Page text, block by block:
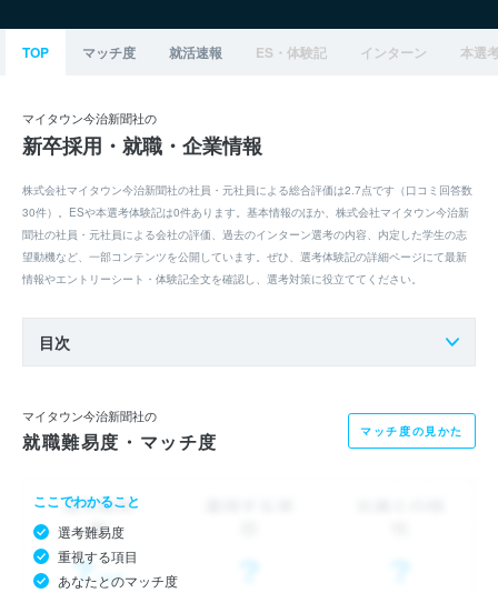
TOP マッチ度 就活速報 ES・体験記 インターン 本選
マイタウン今治新聞社の
新卒採用・就職・企業情報
株式会社マイタウン今治新聞社の社員・元社員による総合評価は2.7点です（口コミ回答数
30件）。ESや本選考体験記は0件あります。基本情報のほか、株式会社マイタウン今治新
聞社の社員・元社員による会社の評価、過去のインターン選考の内容、内定した学生の志
望動機など、一部コンテンツを公開しています。ぜひ、選考体験記の詳細ページにて最新
情報やエントリーシート・体験記全文を確認し、選考対策に役立ててください。
目次
マイタウン今治新聞社の
就職難易度・マッチ度 マッチ度の見かた
ここでわかること
選考難易度
重視する項目
あなたとのマッチ度